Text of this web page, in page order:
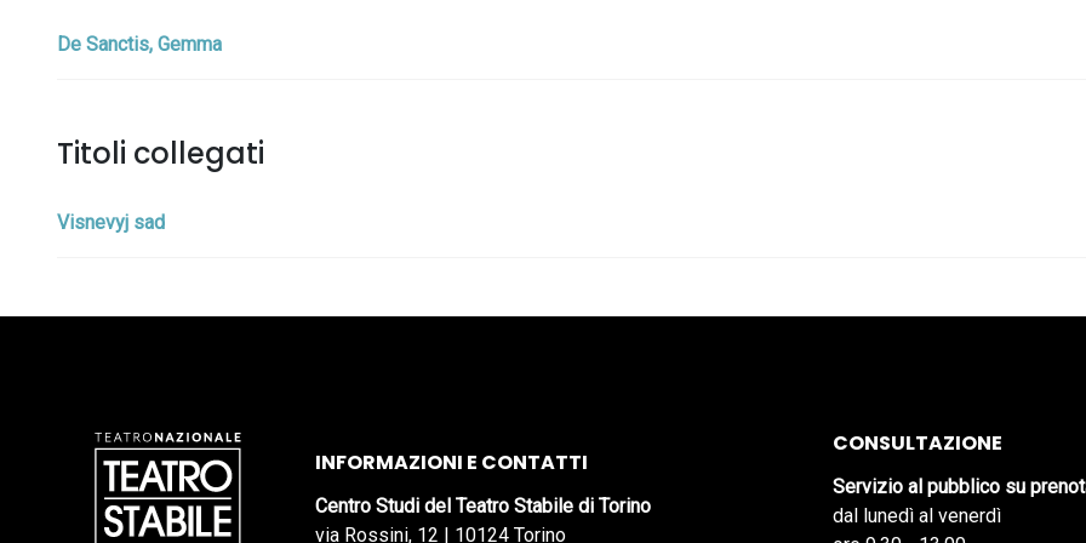
De Sanctis, Gemma
Titoli collegati
Visnevyj sad
INFORMAZIONI E CONTATTI
Centro Studi del Teatro Stabile di Torino
via Rossini, 12 | 10124 Torino
CONSULTAZIONE
Servizio al pubblico su
dal lunedì al venerdì